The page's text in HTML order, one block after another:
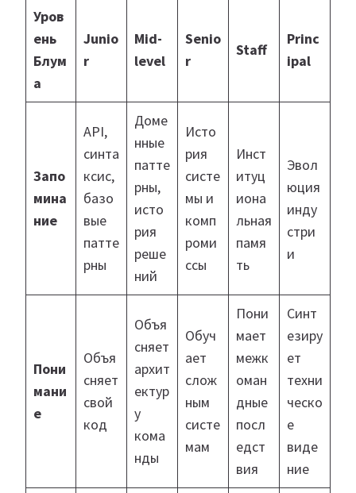
Уров
ень
Блум
а
Junio
r
Mid-
level
Senio
r
Staff
Princ
ipal
Запо
мина
ние
API,
синта
ксис,
базо
вые
патте
рны
Доме
нные
патте
рны,
исто
рия
реше
ний
Исто
рия
систе
мы и
комп
роми
ссы
Инст
итуц
иона
льная
памя
ть
Эвол
юция
инду
стри
и
Пони
мани
е
Объя
сняет
свой
код
Объя
сняет
архит
ектур
у
кома
нды
Обуч
ает
слож
ным
систе
мам
Пони
мает
межк
оман
дные
посл
едст
вия
Синт
езиру
ет
техни
ческо
е
виде
ние